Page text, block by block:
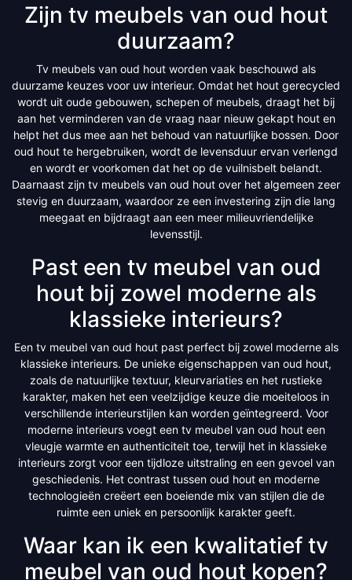
Zijn tv meubels van oud hout
duurzaam?
Tv meubels van oud hout worden vaak beschouwd als
duurzame keuzes voor uw interieur. Omdat het hout gerecycled
wordt uit oude gebouwen, schepen of meubels, draagt het bij
aan het verminderen van de vraag naar nieuw gekapt hout en
helpt het dus mee aan het behoud van natuurlijke bossen. Door
oud hout te hergebruiken, wordt de levensduur ervan verlengd
en wordt er voorkomen dat het op de vuilnisbelt belandt.
Daarnaast zijn tv meubels van oud hout over het algemeen zeer
stevig en duurzaam, waardoor ze een investering zijn die lang
meegaat en bijdraagt aan een meer milieuvriendelijke
levensstijl.
Past een tv meubel van oud
hout bij zowel moderne als
klassieke interieurs?
Een tv meubel van oud hout past perfect bij zowel moderne als
klassieke interieurs. De unieke eigenschappen van oud hout,
zoals de natuurlijke textuur, kleurvariaties en het rustieke
karakter, maken het een veelzijdige keuze die moeiteloos in
verschillende interieurstijlen kan worden geïntegreerd. Voor
moderne interieurs voegt een tv meubel van oud hout een
vleugje warmte en authenticiteit toe, terwijl het in klassieke
interieurs zorgt voor een tijdloze uitstraling en een gevoel van
geschiedenis. Het contrast tussen oud hout en moderne
technologieën creëert een boeiende mix van stijlen die de
ruimte een uniek en persoonlijk karakter geeft.
Waar kan ik een kwalitatief tv
meubel van oud hout kopen?